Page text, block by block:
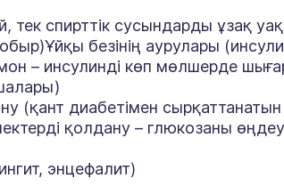
спирттік сусындарды ұзақ
безінің аурулары
– инсулинді көп мөлшерде
(қант диабетімен
қолдану – глюкозаны
энцефалит)